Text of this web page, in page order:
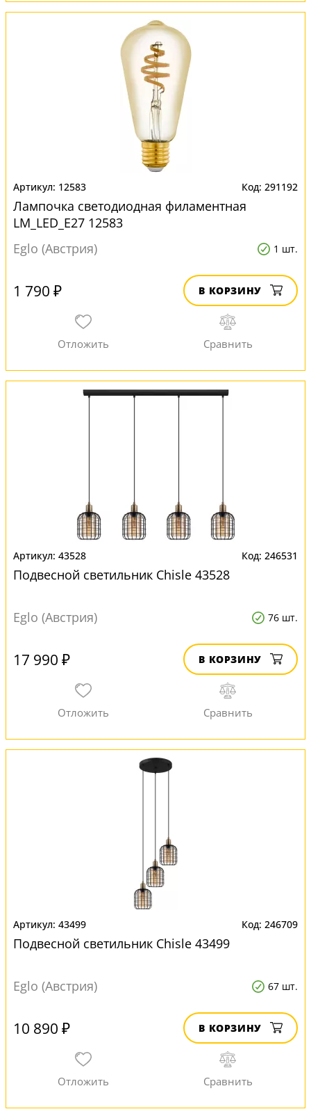
12583 291192
Лампочка светодиодная филаментная
LM_LED_E27 12583
Eglo (Австрия)
1 шт.
1 790 ₽ В КОРЗИНУ
43528 246531
Подвесной светильник Chisle 43528
Eglo (Австрия) 76 шт.
17 990 ₽ В КОРЗИНУ
43499 246709
Подвесной светильник Chisle 43499
Eglo (Австрия) 67 шт.
10 890 ₽ В КОРЗИНУ